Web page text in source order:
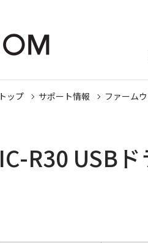
トップ サポート情報 ファーム
IC-R30 USB